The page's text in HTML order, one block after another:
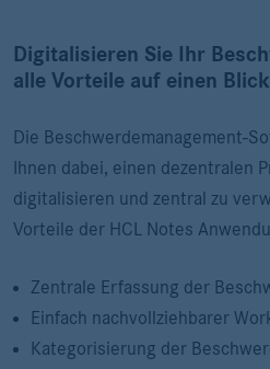
Digitalisieren Sie Ihr
alle Vorteile auf einen Blick
Die Beschwerdemanagement-
Ihnen dabei, einen dezentralen
digitalisieren und zentral zu
Vorteile der HCL Notes
Zentrale Erfassung der
Einfach nachvollziehbarer
Kategorisierung der